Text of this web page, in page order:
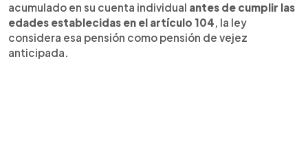
acumulado en su cuenta individual antes de cumplir las
edades establecidas en el artículo 104, la ley
considera esa pensión como pensión de vejez
anticipada.